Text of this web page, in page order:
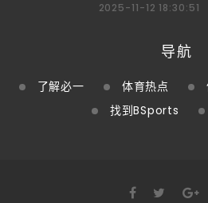
2025-11-12 18:30:51
导航
了解必一 体育热点
找到BSports